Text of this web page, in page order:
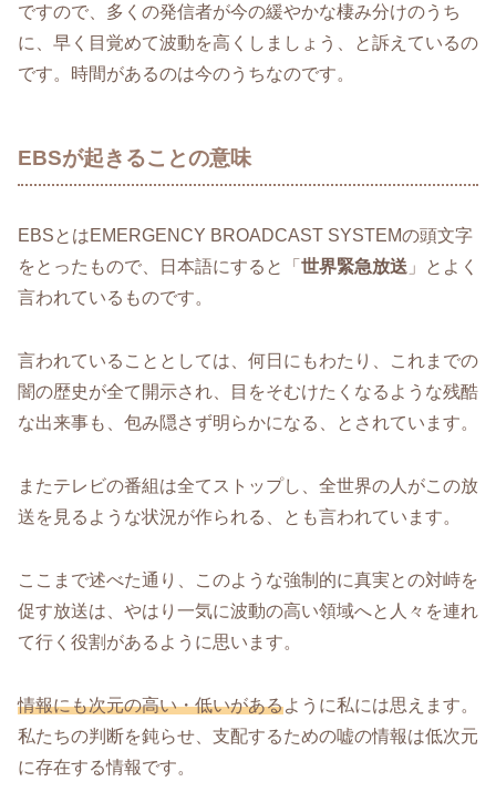
ですので、多くの発信者が今の緩やかな棲み分けのうち
に、早く目覚めて波動を高くしましょう、と訴えているの
です。時間があるのは今のうちなのです。
EBSが起きることの意味
EBSとはEMERGENCY BROADCAST SYSTEMの頭文字
をとったもので、日本語にすると「 世界緊急放送 」とよく
言われているものです。
言われていることとしては、何日にもわたり、これまでの
闇の歴史が全て開示され、目をそむけたくなるような残酷
な出来事も、包み隠さず明らかになる、とされています。
またテレビの番組は全てストップし、全世界の人がこの放
送を見るような状況が作られる、とも言われています。
ここまで述べた通り、このような強制的に真実との対峙を
促す放送は、やはり一気に波動の高い領域へと人々を連れ
て行く役割があるように思います。
情報にも次元の高い・低いがあるように私には思えます。
私たちの判断を鈍らせ、支配するための嘘の情報は低次元
に存在する情報です。